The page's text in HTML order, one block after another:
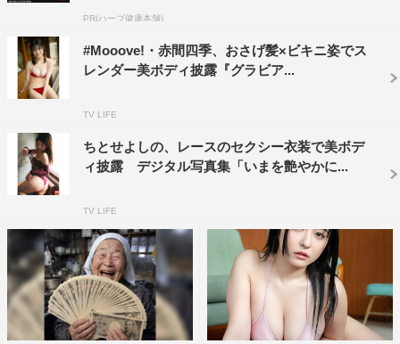
PR(ハーブ健康本舗)
#Mooove!・赤間四季、おさげ髪×ビキニ姿でス
レンダー美ボディ披露『グラビア...
TV LIFE
ちとせよしの、レースのセクシー衣装で美ボデ
ィ披露 デジタル写真集「いまを艶やかに...
TV LIFE